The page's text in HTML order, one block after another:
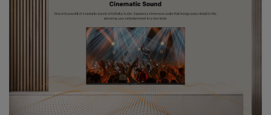
Gift with no 1
Ramadan ini bakal makin seru karena
Coocaa & Alfagift siap kasih promo,
challenge, dan kejutan hadiah buat kamu